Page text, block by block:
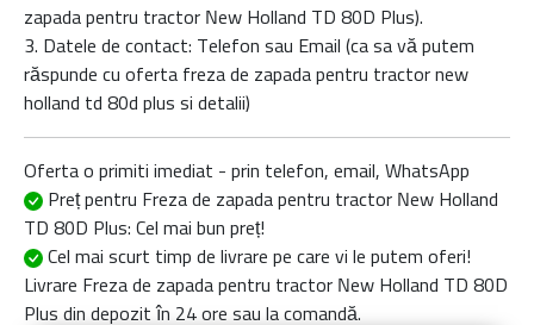
zapada pentru tractor New Holland TD 80D Plus).
3. Datele de contact: Telefon sau Email (ca sa vă putem
răspunde cu oferta freza de zapada pentru tractor new
holland td 80d plus si detalii)
Oferta o primiti imediat - prin telefon, email, WhatsApp
Preț pentru Freza de zapada pentru tractor New Holland
TD 80D Plus: Cel mai bun preț!
Cel mai scurt timp de livrare pe care vi le putem oferi!
Livrare Freza de zapada pentru tractor New Holland TD 80D
Plus din depozit în 24 ore sau la comandă.